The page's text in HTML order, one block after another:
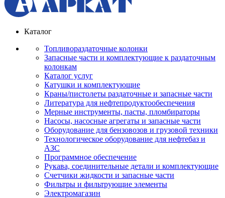
Каталог
Топливораздаточные колонки
Запасные части и комплектующие к раздаточным
колонкам
Каталог услуг
Катушки и комплектующие
Краны/пистолеты раздаточные и запасные части
Литература для нефтепродуктообеспечения
Мерные инструменты, пасты, пломбираторы
Насосы, насосные агрегаты и запасные части
Оборудование для бензовозов и грузовой техники
Технологическое оборудование для нефтебаз и
АЗС
Программное обеспечение
Рукава, соединительные детали и комплектующие
Счетчики жидкости и запасные части
Фильтры и фильтрующие элементы
Электромагазин